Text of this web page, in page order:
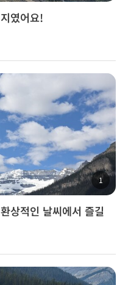
였어요!
1
상적인 날씨에서 즐길